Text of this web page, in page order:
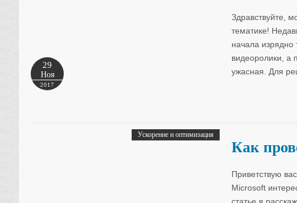
29
Ноя
2017
Здравствуйте,
тематике!
начала изрядно
видеоролики, а
ужасная. Для
Ускорение и оптимизация
Как
Приветствую
Microsoft